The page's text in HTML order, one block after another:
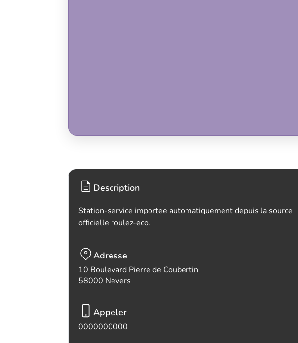
Description
Station-service importee automatiquement depuis la source
officielle roulez-eco.
Adresse
10 Boulevard Pierre de Coubertin
58000 Nevers
Appeler
0000000000